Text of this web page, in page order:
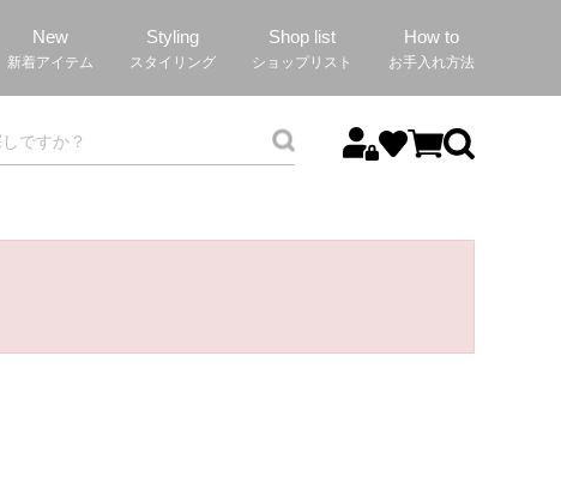
New
新着アイテム
Styling
スタイリング
Shop list
ショップリスト
How to
お手入れ方法